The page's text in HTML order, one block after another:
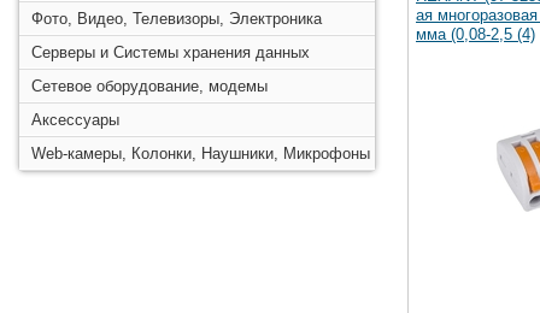
Фото, Видео, Телевизоры, Электроника
Серверы и Системы хранения данных
Сетевое оборудование, модемы
Аксессуары
Web-камеры, Колонки, Наушники, Микрофоны
ая
мма (0,08-2,5 (4)